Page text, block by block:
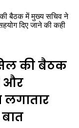
की बैठक में मुख्य सचिव ने
दिए जाने की कही
की बैठक
और
लगातार